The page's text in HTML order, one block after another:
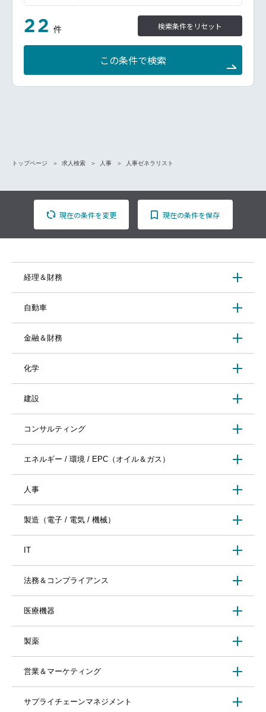
22 件
この条件で検索
検索条件をリセット
トップページ 求人検索 人事 人事ゼネラリスト
現在の条件を変更 現在の条件を保存
経理＆財務
自動車
金融＆財務
化学
建設
コンサルティング
エネルギー / 環境 / EPC（オイル＆ガス）
人事
製造（電子 / 電気 / 機械）
IT
法務＆コンプライアンス
医療機器
製薬
営業＆マーケティング
サプライチェーンマネジメント